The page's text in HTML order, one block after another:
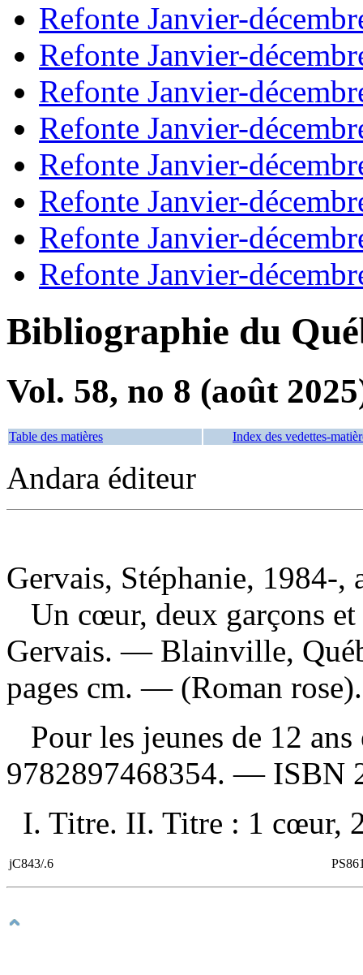
Refonte Janvier-
Refonte Janvier-
Refonte Janvier-
Refonte Janvier-
Refonte Janvier-
Refonte Janvier-
Refonte Janvier-
Refonte Janvier-
Bibliographie du
Vol. 58, no 8 (août
Table des matières Index des vedettes-
Andara éditeur
Gervais, Stéphanie, 1984-,
Un cœur, deux garçons
Gervais. — Blainville,
pages cm. — (Roman rose).
Pour les jeunes de 12
9782897468354. — ISBN
I. Titre. II. Titre : 1 cœur,
jC843/.6